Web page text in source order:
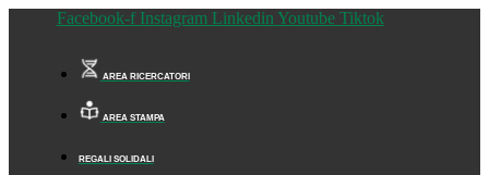
Facebook-f Instagram Linkedin Youtube Tiktok
AREA RICERCATORI
AREA STAMPA
REGALI SOLIDALI